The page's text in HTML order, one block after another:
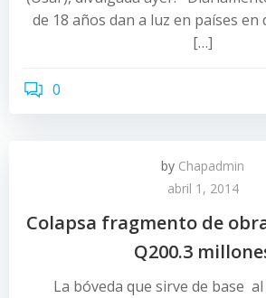
de 18 años dan a luz en países en
[…]
0
by Chapadmin
abril 1, 2014
Colapsa fragmento de
Q200.3
La bóveda que sirve de base